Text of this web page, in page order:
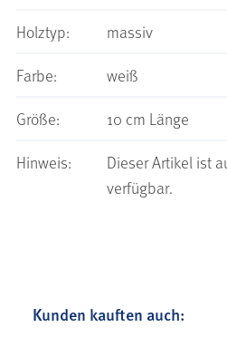
Holztyp:
massiv
Farbe:
weiß
Größe:
10 cm Länge
Hinweis:
Dieser Artikel ist
verfügbar.
Kunden kauften auch: